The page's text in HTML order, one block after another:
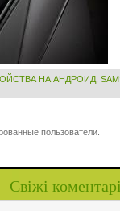
НА АНДРОИД
пользователи.
Свіжі коментарі